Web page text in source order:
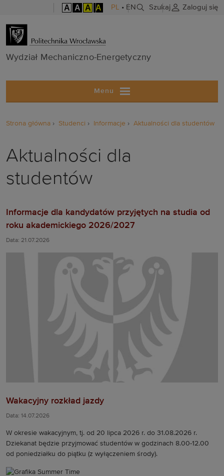
A A A A PL • EN Szukaj Zaloguj się
Wydział
Wydział Mechaniczno-Energetyczny
Menu
Strona główna Studenci Informacje Aktualności dla studentów
Aktualności dla
studentów
Informacje dla kandydatów przyjętych na studia od
roku akademickiego 2026/2027
Data: 21.07.2026
Wakacyjny rozkład jazdy
Data: 14.07.2026
W okresie wakacyjnym, tj. od 20 lipca 2026 r. do 31.08.2026 r.
Dziekanat będzie przyjmować studentów w godzinach 8.00-12.00
od poniedziałku do piątku (z wyłączeniem środy).